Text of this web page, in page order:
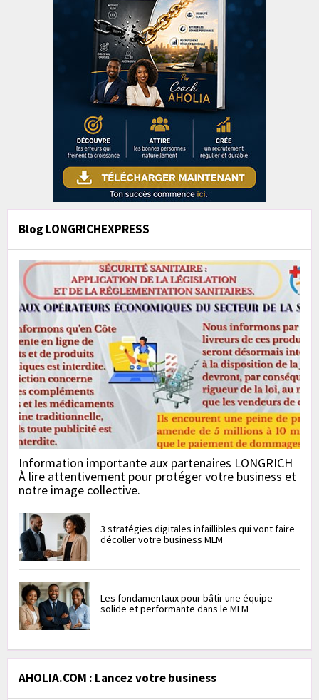
Blog LONGRICHEXPRESS
Information importante aux partenaires LONGRICH
À lire attentivement pour protéger votre business et
notre image collective.
3 stratégies digitales infaillibles qui vont faire
décoller votre business MLM
Les fondamentaux pour bâtir une équipe
solide et performante dans le MLM
AHOLIA.COM : Lancez votre business